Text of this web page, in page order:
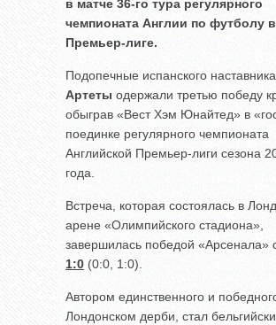
в матче 36-го тура регулярного
чемпионата Англии по футболу в
Премьер-лиге.
Подопечные испанского наставника
Артеты одержали третью победу
обыграв «Вест Хэм Юнайтед» в
поединке регулярного чемпионата
Английской Премьер-лиги сезона
года.
Встреча, которая состоялась в
арене «Олимпийского стадиона»,
завершилась победой «Арсенала»
1:0 (0:0, 1:0).
Автором единственного и
Лондонском дерби, стал